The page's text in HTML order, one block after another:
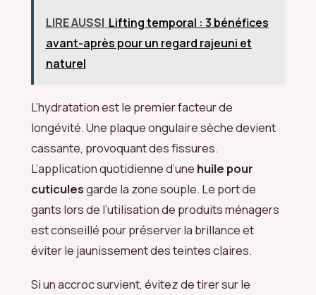
LIRE AUSSI Lifting temporal : 3 bénéfices
avant-après pour un regard rajeuni et
naturel
L’hydratation est le premier facteur de
longévité. Une plaque ongulaire sèche devient
cassante, provoquant des fissures.
L’application quotidienne d’une huile pour
cuticulesgarde la zone souple. Le port de
gants lors de l’utilisation de produits ménagers
est conseillé pour préserver la brillance et
éviter le jaunissement des teintes claires.
Si un accroc survient, évitez de tirer sur le